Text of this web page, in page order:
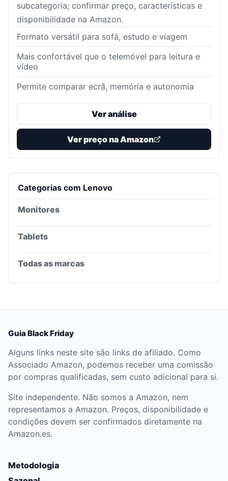
subcategoria; confirmar preço, características e
disponibilidade na Amazon.
Formato versátil para sofá, estudo e viagem
Mais confortável que o telemóvel para leitura e
vídeo
Permite comparar ecrã, memória e autonomia
Ver análise
Ver preço na Amazon
Categorias com Lenovo
Monitores
Tablets
Todas as marcas
Guia Black Friday
Alguns links neste site são links de afiliado. Como
Associado Amazon, podemos receber uma comissão
por compras qualificadas, sem custo adicional para si.
Site independente. Não somos a Amazon, nem
representamos a Amazon. Preços, disponibilidade e
condições devem ser confirmados diretamente na
Amazon.es.
Metodologia